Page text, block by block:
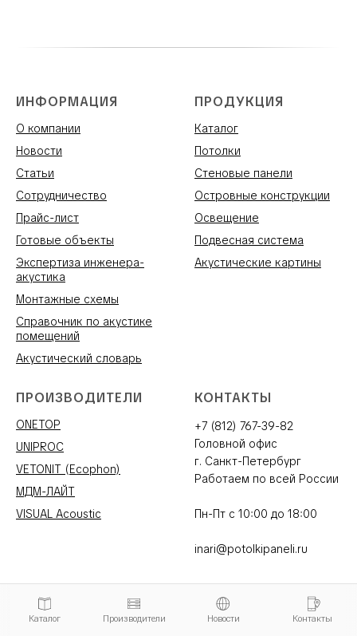
Каталог Производители Новости Контакты
ИНФОРМАЦИЯ
О компании
Новости
Статьи
Сотрудничество
Прайс-лист
Готовые объекты
Экспертиза инженера-
акустика
Монтажные схемы
Справочник по акустике
помещений
Акустический словарь
ПРОДУКЦИЯ
Каталог
Потолки
Стеновые панели
Островные конструкции
Освещение
Подвесная система
Акустические картины
ПРОИЗВОДИТЕЛИ
ONETOP
UNIPROC
VETONIT (Ecophon)
МДМ-ЛАЙТ
VISUAL Acoustic
КОНТАКТЫ
+7 (812) 767-39-82
Головной офис
г. Санкт-Петербург
Работаем по всей России
Пн-Пт с 10:00 до 18:00
inari@potolkipaneli.ru
ПОТОЛКИ СТЕНОВЫЕ ПАНЕЛИ